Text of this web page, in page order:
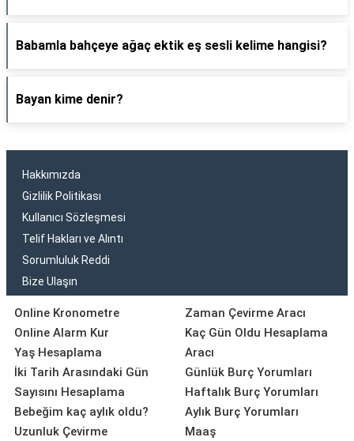
Babamla bahçeye ağaç ektik eş sesli kelime hangisi?
Bayan kime denir?
Hakkımızda
Gizlilik Politikası
Kullanıcı Sözleşmesi
Telif Hakları ve Alıntı
Sorumluluk Reddi
Bize Ulaşın
Online Kronometre
Online Alarm Kur
Yaş Hesaplama
İki Tarih Arasındaki Gün
Sayısını Hesaplama
Bebeğim kaç aylık oldu?
Uzunluk Çevirme
Zaman Çevirme Aracı
Kaç Gün Oldu Hesaplama
Aracı
Günlük Burç Yorumları
Haftalık Burç Yorumları
Aylık Burç Yorumları
Maaş